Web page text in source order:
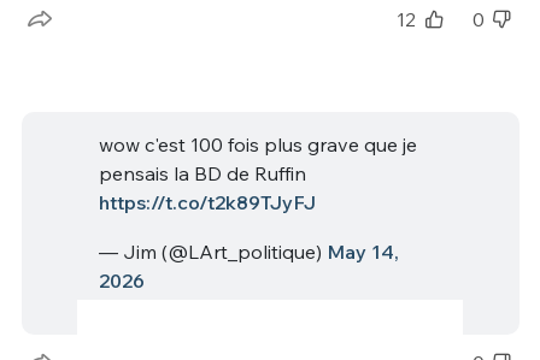
12 0
wow c'est 100 fois plus grave que je
pensais la BD de Ruffin
https://t.co/t2k89TJyFJ
— Jim (@LArt_politique) May 14,
2026